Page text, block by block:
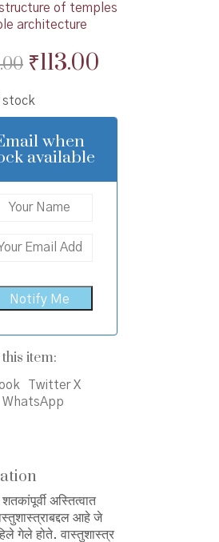
of temples
architecture
Original
was:
₹114.00.
₹113.00Current
is:
stock
when
available
item:
Twitter X
WhatsApp
अस्तित्वात
आहे जे
गेले होते. वास्तुशास्त्र